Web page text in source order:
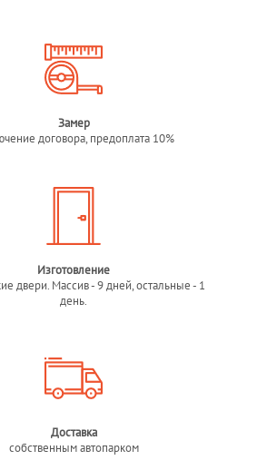
Замер
договора, предоплата 10%
Изготовление
двери. Массив - 9 дней, остальные - 1
день.
Доставка
собственным автопарком